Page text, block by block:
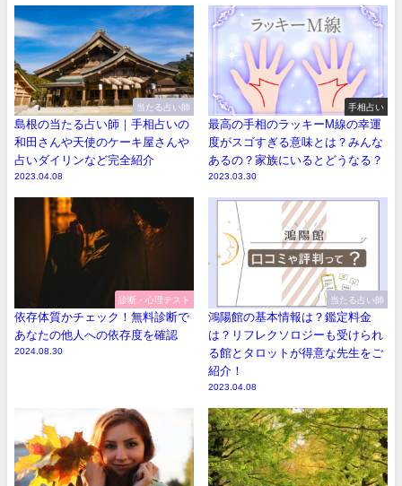
当たる占い師
島根の当たる占い師｜手相占いの
和田さんや天使のケーキ屋さんや
占いダイリンなど完全紹介
2023.04.08
手相占い
最高の手相のラッキーM線の幸運
度がスゴすぎる意味とは？みんな
あるの？家族にいるとどうなる？
2023.03.30
診断・心理テスト
依存体質かチェック！無料診断で
あなたの他人への依存度を確認
2024.08.30
当たる占い師
鴻陽館の基本情報は？鑑定料金
は？リフレクソロジーも受けられ
る館とタロットが得意な先生をご
紹介！
2023.04.08